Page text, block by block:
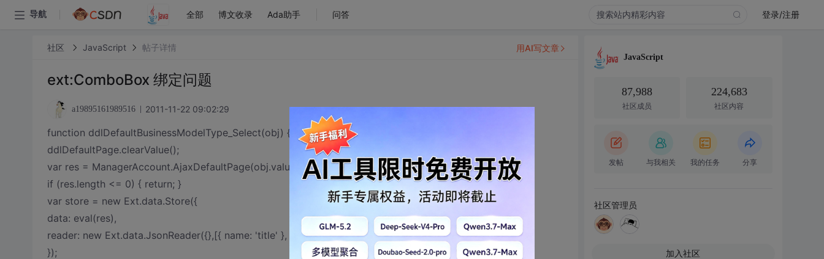
导航 全部 博文收录 Ada助手 问答 登录/注册
社区 JavaScript 帖子详情
ext:ComboBox 绑定问题
a19895161989516 2011-11-22 09:02:29
function ddlDefaultBusinessModelType_Select(obj) {
ddlDefaultPage.clearValue();
var res = ManagerAccount.AjaxDefaultPage(obj.value).value;
if (res.length <= 0) { return; }
var store = new Ext.data.Store({
data: eval(res),
reader: new Ext.data.JsonReader({},[{ name: 'title' }, { name: 'url'}])
});
用AI写文章
JavaScript
87,988
社区成员
224,683
社区内容
发帖 与我相关 我的任务 分享
社区管理员
加入社区